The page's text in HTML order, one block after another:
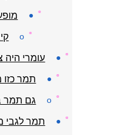
☼
●
☼
o
☼
● עומרי
☼
● תמר
☼
o גם תמר
☼
● תמר לגבי